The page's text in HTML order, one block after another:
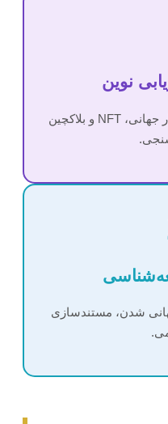
نوین
برندسازی دیجیتال، تحلیل بازار جهانی، NFT و بلاکچین
شدن، مستندسازی